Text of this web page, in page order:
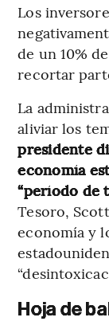
Los
de un 10%
recortar
La
aliviar los
presidente
economía
“período de
Tesoro,
economía y
Hoja de